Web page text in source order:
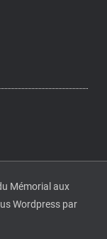
Mémorial aux
Wordpress par